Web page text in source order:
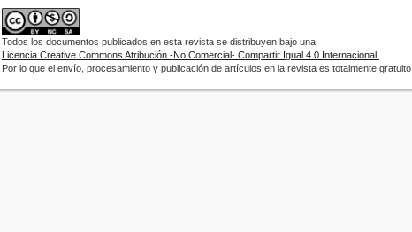
Todos los documentos publicados en esta revista se distribuyen bajo una
Licencia Creative Commons Atribución -No Comercial- Compartir Igual 4.0 Internacional.
Por lo que el envío, procesamiento y publicación de artículos en la revista es totalmente gratuito.